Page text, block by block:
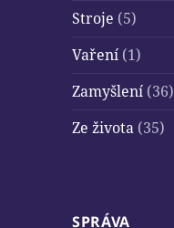
Stroje (5)
Vaření (1)
Zamyšlení (36)
Ze života (35)
SPRÁVA